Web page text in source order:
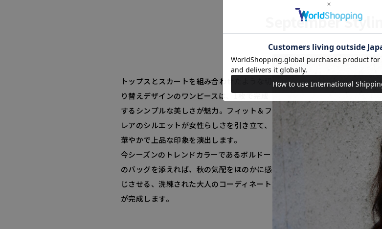
September Styling
トップスとスカートを組み合わせたような切
り替えデザインのワンピースは、1枚で完成
するシンプルな美しさが魅力。フィット＆フ
レアのシルエットが女性らしさを引き立て、
華やかで上品な印象を演出します。
今シーズンのトレンドカラーであるボルドー
のバッグを添えれば、秋の気配をほのかに感
じさせる、洗練された大人のコーディネート
が完成します。